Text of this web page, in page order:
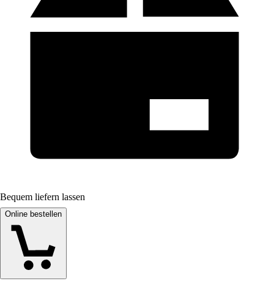
Bequem liefern lassen
Online bestellen